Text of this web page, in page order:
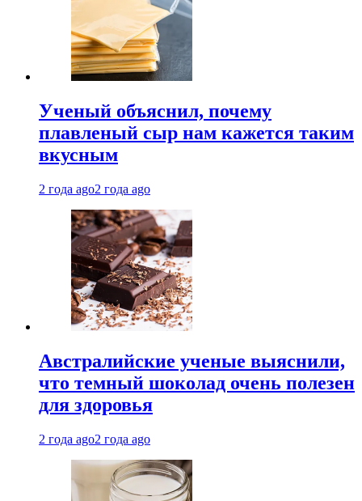
Ученый объяснил, почему
плавленый сыр нам кажется таким
вкусным
2 года ago2 года ago
Австралийские ученые выяснили,
что темный шоколад очень полезен
для здоровья
2 года ago2 года ago